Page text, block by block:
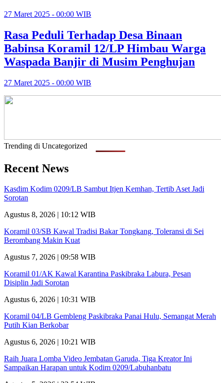
27 Maret 2025 - 00:00 WIB
Rasa Peduli Terhadap Desa Binaan
Babinsa Koramil 12/LP Himbau Warga
Waspada Banjir di Musim Penghujan
27 Maret 2025 - 00:00 WIB
Trending di Uncategorized
Recent News
Kasdim Kodim 0209/LB Sambut Itjen Kemhan, Tertib Aset Jadi
Sorotan
Agustus 8, 2026 | 10:12 WIB
Koramil 03/SB Kawal Tradisi Bakar Tongkang, Toleransi di Sei
Berombang Makin Kuat
Agustus 7, 2026 | 09:58 WIB
Koramil 01/AK Kawal Karantina Paskibraka Labura, Pesan
Disiplin Jadi Sorotan
Agustus 6, 2026 | 10:31 WIB
Koramil 04/LB Gembleng Paskibraka Panai Hulu, Semangat Merah
Putih Kian Berkobar
Agustus 6, 2026 | 10:21 WIB
Raih Juara Lomba Video Jembatan Garuda, Tiga Kreator Ini
Sampaikan Harapan untuk Kodim 0209/Labuhanbatu